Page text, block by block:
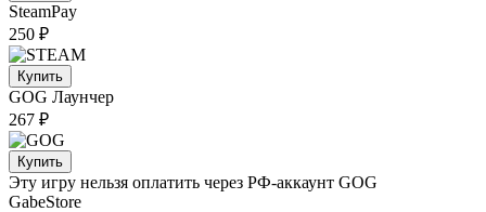
SteamPay
250 ₽
Купить
GOG Лаунчер
267 ₽
Купить
Эту игру нельзя оплатить через РФ-аккаунт GOG
GabeStore